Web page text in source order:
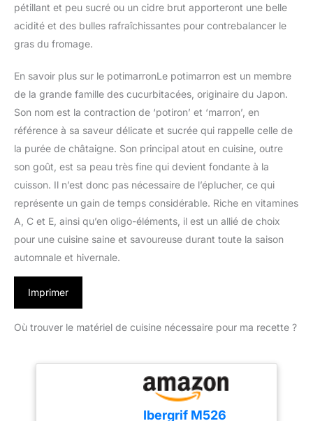
pétillant et peu sucré ou un cidre brut apporteront une belle
acidité et des bulles rafraîchissantes pour contrebalancer le
gras du fromage.
En savoir plus sur le potimarronLe potimarron est un membre
de la grande famille des cucurbitacées, originaire du Japon.
Son nom est la contraction de ‘potiron’ et ‘marron’, en
référence à sa saveur délicate et sucrée qui rappelle celle de
la purée de châtaigne. Son principal atout en cuisine, outre
son goût, est sa peau très fine qui devient fondante à la
cuisson. Il n’est donc pas nécessaire de l’éplucher, ce qui
représente un gain de temps considérable. Riche en vitamines
A, C et E, ainsi qu’en oligo-éléments, il est un allié de choix
pour une cuisine saine et savoureuse durant toute la saison
automnale et hivernale.
Imprimer
Où trouver le matériel de cuisine nécessaire pour ma recette ?
Ibergrif M526